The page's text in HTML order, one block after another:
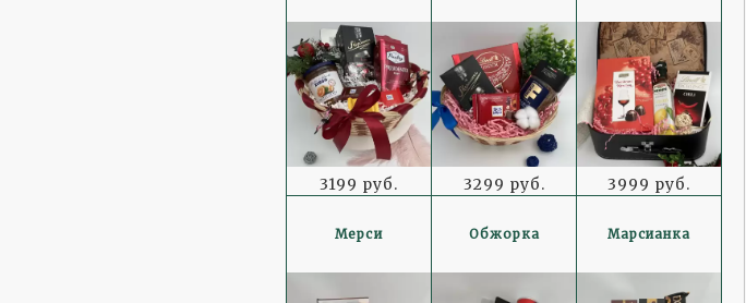
3199 руб. 3299 руб. 3999 руб.
Мерси Обжорка Марсианка